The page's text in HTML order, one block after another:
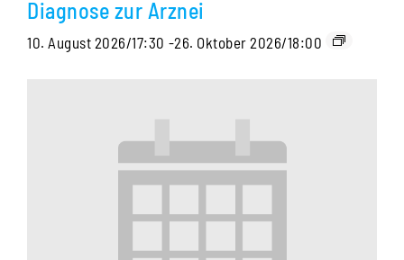
Diagnose zur Arznei
10. August 2026/17:30 -26. Oktober 2026/18:00